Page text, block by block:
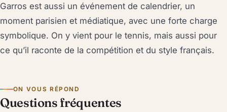
Garros est aussi un événement de calendrier, un
moment parisien et médiatique, avec une forte charge
symbolique. On y vient pour le tennis, mais aussi pour
ce qu’il raconte de la compétition et du style français.
ON VOUS RÉPOND
Questions fréquentes